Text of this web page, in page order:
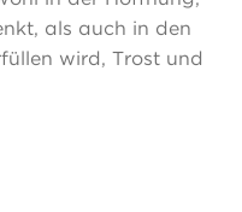
als auch in den
wird, Trost und